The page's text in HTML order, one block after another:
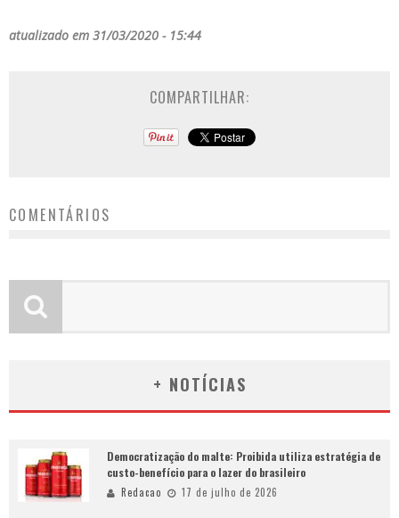
atualizado em 31/03/2020 - 15:44
COMPARTILHAR:
COMENTÁRIOS
+ NOTÍCIAS
Democratização do malte: Proibida utiliza estratégia de
custo-benefício para o lazer do brasileiro
Redacao 17 de julho de 2026